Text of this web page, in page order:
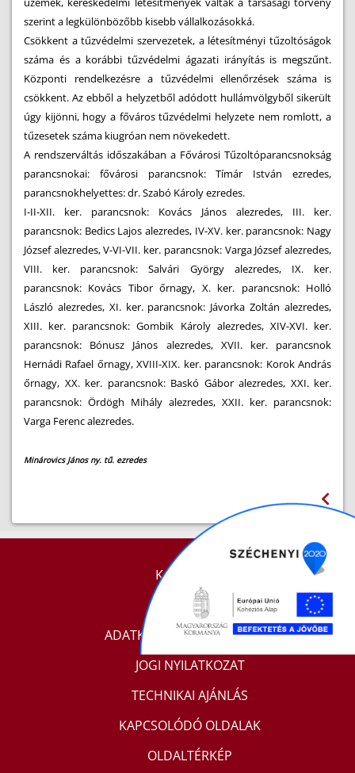
szerint a legkülönbözőbb kisebb vállalkozásokká.
Csökkent a tűzvédelmi szervezetek, a létesítményi tűzoltóságok
száma és a korábbi tűzvédelmi ágazati irányítás is megszűnt.
Központi rendelkezésre a tűzvédelmi ellenőrzések száma is
csökkent. Az ebből a helyzetből adódott hullámvölgyből sikerült
úgy kijönni, hogy a főváros tűzvédelmi helyzete nem romlott, a
tűzesetek száma kiugróan nem növekedett.
A rendszerváltás időszakában a Fővárosi Tűzoltóparancsnokság
parancsnokai: fővárosi parancsnok: Tímár István ezredes,
parancsnokhelyettes: dr. Szabó Károly ezredes.
I-II-XII. ker. parancsnok: Kovács János alezredes, III. ker.
parancsnok: Bedics Lajos alezredes, IV-XV. ker. parancsnok: Nagy
József alezredes, V-VI-VII. ker. parancsnok: Varga József alezredes,
VIII. ker. parancsnok: Salvári György alezredes, IX. ker.
parancsnok: Kovács Tibor őrnagy, X. ker. parancsnok: Holló
László alezredes, XI. ker. parancsnok: Jávorka Zoltán alezredes,
XIII. ker. parancsnok: Gombik Károly alezredes, XIV-XVI. ker.
parancsnok: Bónusz János alezredes, XVII. ker. parancsnok
Hernádi Rafael őrnagy, XVIII-XIX. ker. parancsnok: Korok András
őrnagy, XX. ker. parancsnok: Baskó Gábor alezredes, XXI. ker.
parancsnok: Ördögh Mihály alezredes, XXII. ker. parancsnok:
Varga Ferenc alezredes.
Minárovics János ny. tű. ezredes
KAPCSOLAT
IMPRESSZUM
ADATKEZELÉSI TÁJÉKOZTATÓ
JOGI NYILATKOZAT
TECHNIKAI AJÁNLÁS
KAPCSOLÓDÓ OLDALAK
OLDALTÉRKÉP